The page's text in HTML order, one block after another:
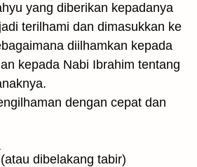
yang diberikan kepadanya
terilhami dan dimasukkan ke
diilhamkan kepada
kepada Nabi Ibrahim tentang
dengan cepat dan
أَوْ مِن وَرَآئِ حِجَابٍ(atau dibelakang tabir)